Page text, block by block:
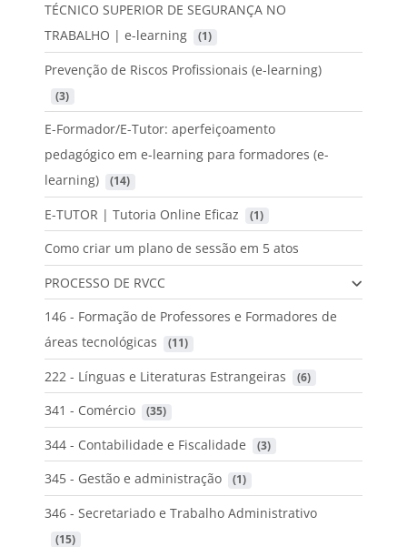
TÉCNICO SUPERIOR DE SEGURANÇA NO
TRABALHO | e-learning
(1)
Prevenção de Riscos Profissionais (e-learning)
(3)
E-Formador/E-Tutor: aperfeiçoamento
pedagógico em e-learning para formadores (e-
learning)
(14)
E-TUTOR | Tutoria Online Eficaz (1)
Como criar um plano de sessão em 5 atos
PROCESSO DE RVCC
146 - Formação de Professores e Formadores de
áreas tecnológicas
(11)
222 - Línguas e Literaturas Estrangeiras (6)
341 - Comércio (35)
344 - Contabilidade e Fiscalidade (3)
345 - Gestão e administração (1)
346 - Secretariado e Trabalho Administrativo
(15)